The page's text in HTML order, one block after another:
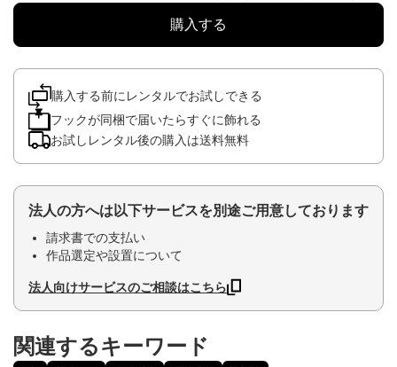
購入する
購入する前にレンタルでお試しできる
フックが同梱で届いたらすぐに飾れる
お試しレンタル後の購入は送料無料
法人の方へは以下サービスを別途ご用意しております
請求書での支払い
作品選定や設置について
法人向けサービスのご相談はこちら
関連するキーワード